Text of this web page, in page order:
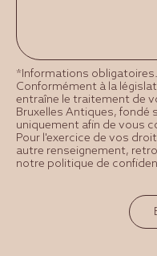
*Informations obligatoires.
Conformément à la
entraîne le traitement de
Bruxelles Antiques,
uniquement afin de vous
Pour l'exercice de vos
autre renseignement,
notre politique de